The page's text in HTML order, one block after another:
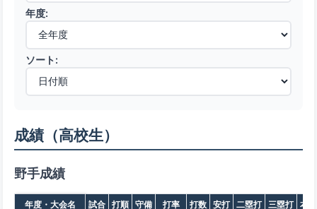
年度:
ソート:
成績（高校生）
野手成績
年度・大会名 試合 打順 守備 打率 打数 安打 二塁打 三塁打 本